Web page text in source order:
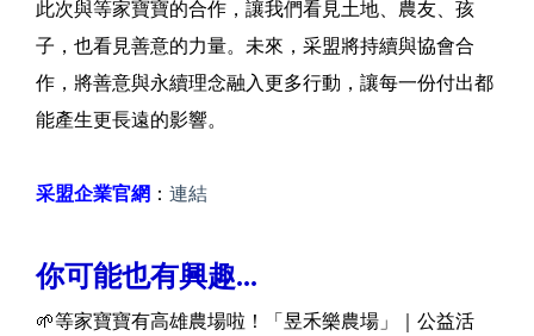
此次與等家寶寶的合作，讓我們看見土地、農友、孩
子，也看見善意的力量。未來，采盟將持續與協會合
作，將善意與永續理念融入更多行動，讓每一份付出都
能產生更長遠的影響。
采盟企業官網 ： 連結
你可能也有興趣...
🌱等家寶寶有高雄農場啦！「昱禾樂農場」｜公益活